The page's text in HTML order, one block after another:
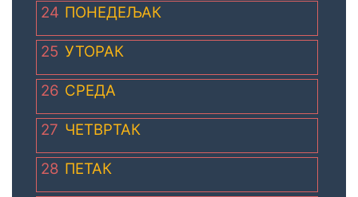
24 ПОНЕДЕЉАК
25 УТОРАК
26 СРЕДА
27 ЧЕТВРТАК
28 ПЕТАК